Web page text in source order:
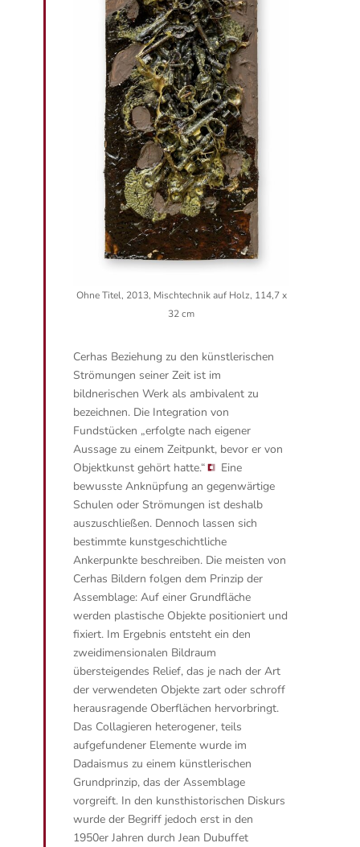
Ohne Titel, 2013, Mischtechnik auf Holz, 114,7 x
32 cm
Cerhas Beziehung zu den künstlerischen
Strömungen seiner Zeit ist im
bildnerischen Werk als ambivalent zu
bezeichnen. Die Integration von
Fundstücken „erfolgte nach eigener
Aussage zu einem Zeitpunkt, bevor er von
Objektkunst gehört hatte.“
Eine
bewusste Anknüpfung an gegenwärtige
Schulen oder Strömungen ist deshalb
auszuschließen. Dennoch lassen sich
bestimmte kunstgeschichtliche
Ankerpunkte beschreiben. Die meisten von
Cerhas Bildern folgen dem Prinzip der
Assemblage: Auf einer Grundfläche
werden plastische Objekte positioniert und
fixiert. Im Ergebnis entsteht ein den
zweidimensionalen Bildraum
übersteigendes Relief, das je nach der Art
der verwendeten Objekte zart oder schroff
herausragende Oberflächen hervorbringt.
Das Collagieren heterogener, teils
aufgefundener Elemente wurde im
Dadaismus zu einem künstlerischen
Grundprinzip, das der Assemblage
vorgreift. In den kunsthistorischen Diskurs
wurde der Begriff jedoch erst in den
1950er Jahren durch Jean Dubuffet